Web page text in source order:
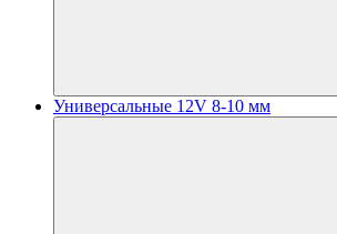
Универсальные 12V 8-10 мм